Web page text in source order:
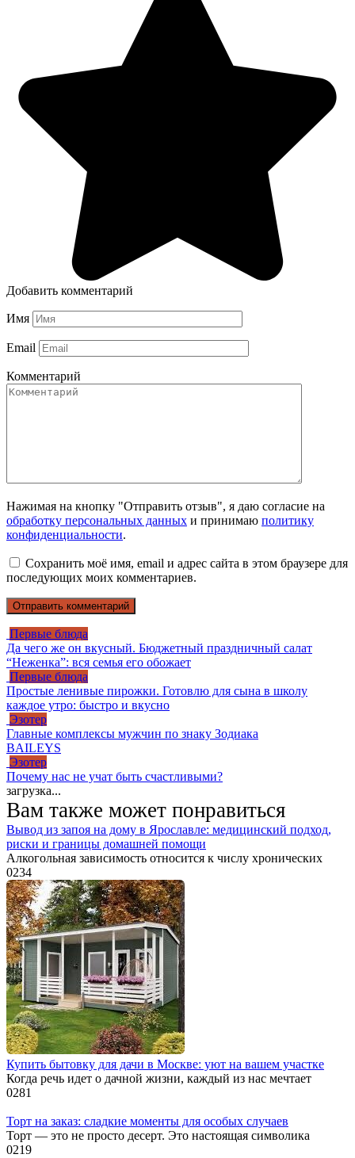
Добавить комментарий
Имя
Email
Комментарий
Нажимая на кнопку "Отправить отзыв", я даю согласие на
обработку персональных данных и принимаю политику
конфиденциальности.
Сохранить моё имя, email и адрес сайта в этом браузере для
последующих моих комментариев.
Первые блюда
Да чего же он вкусный. Бюджетный праздничный салат
“Неженка”: вся семья его обожает
Первые блюда
Простые ленивые пирожки. Готовлю для сына в школу
каждое утро: быстро и вкусно
Эзотер
Главные комплексы мужчин по знаку Зодиака
BAILEYS
Эзотер
Почему нас не учат быть счастливыми?
загрузка...
Вам также может понравиться
Вывод из запоя на дому в Ярославле: медицинский подход,
риски и границы домашней помощи
Алкогольная зависимость относится к числу хронических
0234
Купить бытовку для дачи в Москве: уют на вашем участке
Когда речь идет о дачной жизни, каждый из нас мечтает
0281
Торт на заказ: сладкие моменты для особых случаев
Торт — это не просто десерт. Это настоящая символика
0219